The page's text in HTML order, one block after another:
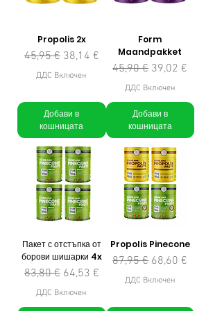
Propolis 2x
Редовна цена
45,95 € Продажна цена
38,14 €
ДДС Включен
Добави в
кошницата
Form
Maandpakket
Редовна цена
45,90 € Продажна цена
39,02 €
ДДС Включен
Добави в
кошницата
Пакет с отстъпка от
борови шишарки 4x
Редовна цена
83,80 € Продажна цена
64,53 €
ДДС Включен
Propolis Pinecone
Редовна цена
87,95 € Продажна цена
68,60 €
ДДС Включен